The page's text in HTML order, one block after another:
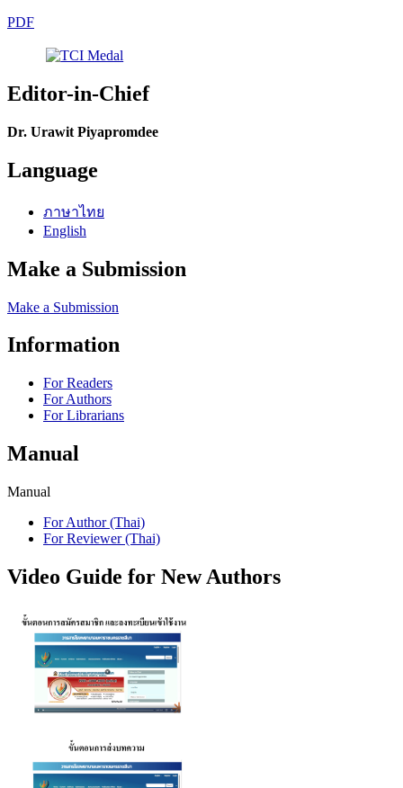
PDF
Editor-in-Chief
Dr. Urawit Piyapromdee
Language
ภาษาไทย
English
Make a Submission
Make a Submission
Information
For Readers
For Authors
For Librarians
Manual
Manual
For Author (Thai)
For Reviewer (Thai)
Video Guide for New Authors